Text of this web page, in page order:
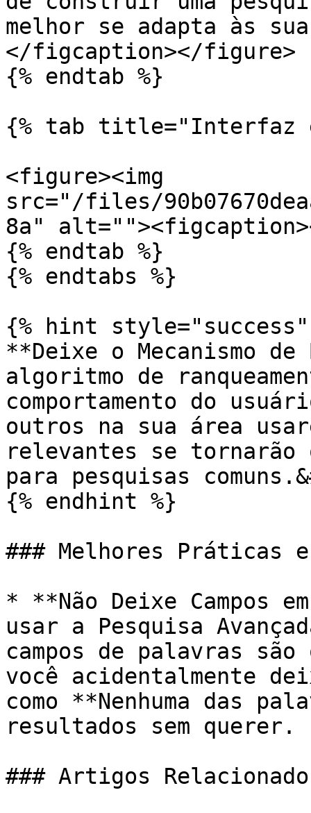
melhor se adapta às
</figcaption></figure>
{% endtab %}
{% tab title="Interfaz
<figure><img
src="/files/
8a"
{% endtab %}
{% endtabs %}
{% hint style="success"
**Deixe o Mecanismo
algoritmo de
comportamento do
outros na sua área
relevantes se
para pesquisas
{% endhint %}
### Melhores Práticas
* **Não Deixe Campos
usar a Pesquisa
campos de palavras
você acidentalmente
como **Nenhuma das
resultados sem querer.
### Artigos